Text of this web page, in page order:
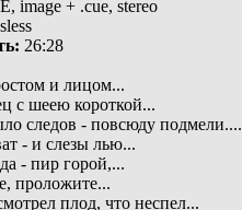
image + .cue, stereo
26:28
и лицом...
с шеею короткой...
следов - повсюду подмели....
- и слезы лью...
- пир горой,...
проложите...
плод, что неспел...